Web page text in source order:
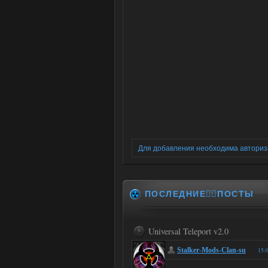
Для добавления необходима
ПОСЛЕДНИЕ✍🏻ПОСТЫ
Universal Teleport v2.0
Stalker-Mods-Clan-su